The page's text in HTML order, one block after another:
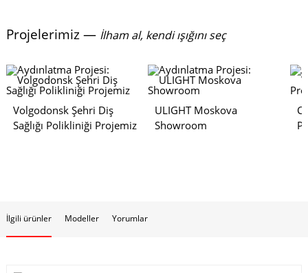
Projelerimiz — İlham al, kendi ışığını seç
Volgodonsk Şehri Diş
Sağlığı Polikliniği Projemiz
ULIGHT Moskova
Showroom
İlgili ürünler Modeller Yorumlar